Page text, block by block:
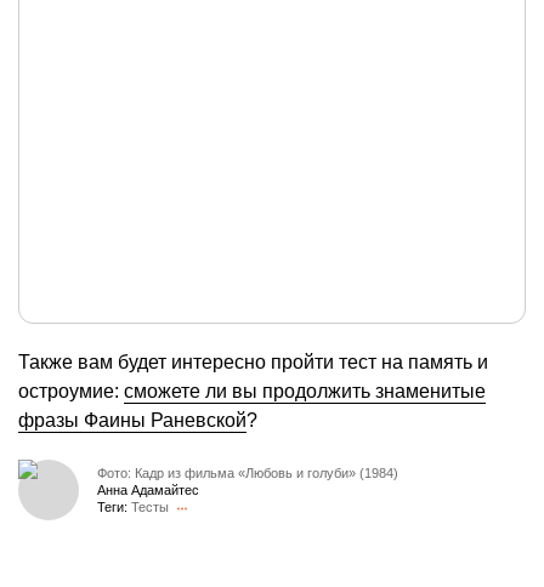
Также вам будет интересно пройти тест на память и
остроумие: сможете ли вы продолжить знаменитые
фразы Фаины Раневской?
Фото: Кадр из фильма «Любовь и голуби» (1984)
Анна Адамайтес
Теги: Тесты